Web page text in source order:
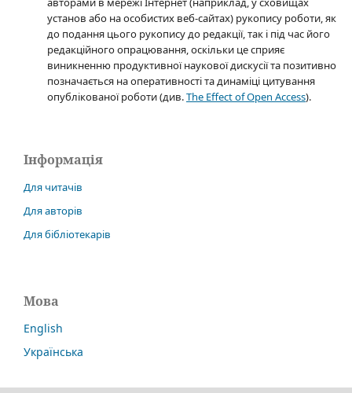
установ або на особистих веб-сайтах) рукопису роботи, як
до подання цього рукопису до редакції, так і під час його
редакційного опрацювання, оскільки це сприяє
виникненню продуктивної наукової дискусії та позитивно
позначається на оперативності та динаміці цитування
опублікованої роботи (див.The Effect of Open Access).
Інформація
Для читачів
Для авторів
Для бібліотекарів
Мова
English
Українська